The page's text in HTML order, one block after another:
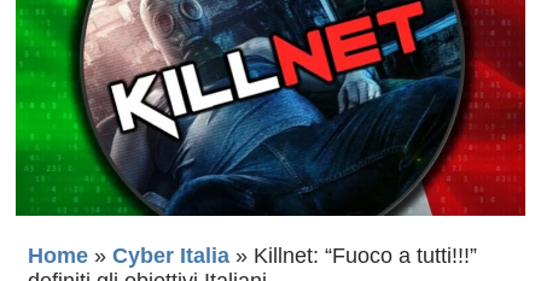
Home » Cyber Italia » Killnet: “Fuoco a tutti!!!”